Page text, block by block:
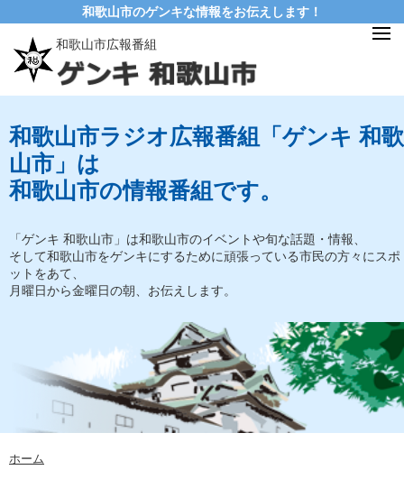
和歌山市のゲンキな情報をお伝えします！
和歌山市広報番組
和歌山市ラジオ広報番組「ゲンキ 和歌
山市」は
和歌山市の情報番組です。
「ゲンキ 和歌山市」は和歌山市のイベントや旬な話題・情報、
そして和歌山市をゲンキにするために頑張っている市民の方々にスポ
ットをあて、
月曜日から金曜日の朝、お伝えします。
ホーム